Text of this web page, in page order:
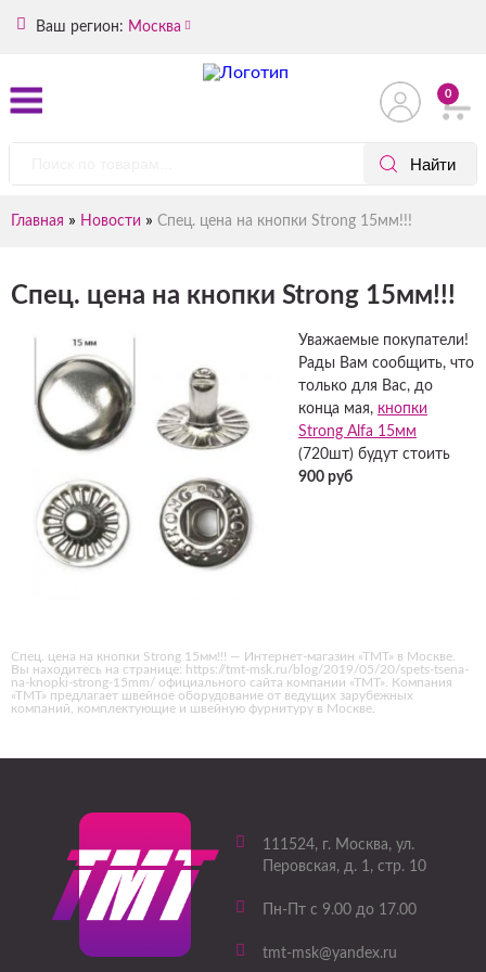
Ваш регион: Москва
0
Главная » Новости » Спец. цена на кнопки Strong 15мм!!!
Спец. цена на кнопки Strong 15мм!!!
Уважаемые покупатели!
Рады Вам сообщить, что
только для Вас, до
конца мая, кнопки
Strong Alfa 15мм
(720шт) будут стоить
900 руб
Спец. цена на кнопки Strong 15мм!!! — Интернет-магазин «ТМТ» в Москве.
Вы находитесь на странице: https://tmt-msk.ru/blog/2019/05/20/spets-tsena-
na-knopki-strong-15mm/ официального сайта компании «ТМТ». Компания
«ТМТ» предлагает швейное оборудование от ведущих зарубежных
компаний, комплектующие и швейную фурнитуру в Москве.
111524, г. Москва, ул.
Перовская, д. 1, стр. 10
Пн-Пт с 9.00 до 17.00
tmt-msk@yandex.ru